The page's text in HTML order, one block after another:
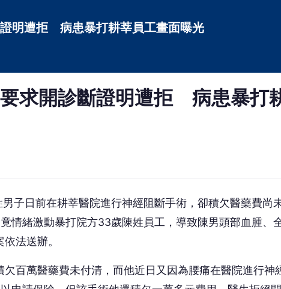
明遭拒 病患暴打耕莘員工畫面曝光
求開診斷證明遭拒 病患暴打
子日前在耕莘醫院進行神經阻斷手術，卻積欠醫藥費尚
情緒激動暴打院方33歲陳姓員工，導致陳男頭部血腫、
法送辦。
百萬醫藥費未付清，而他近日又因為腰痛在醫院進行神